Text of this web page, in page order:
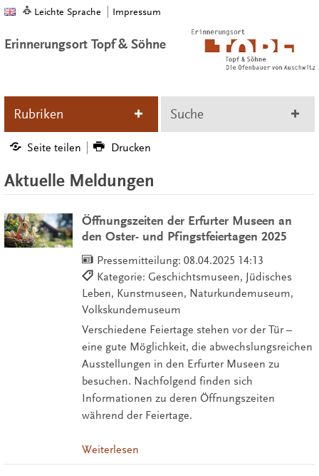
Leichte Sprache Impressum
Erinnerungsort Topf & Söhne
Rubriken Suche
Seite teilen Drucken
Aktuelle Meldungen
Öffnungszeiten der Erfurter Museen an
den Oster- und Pfingstfeiertagen 2025
Pressemitteilung: 08.04.2025 14:13
Kategorie: Geschichtsmuseen, Jüdisches
Leben, Kunstmuseen, Naturkundemuseum,
Volkskundemuseum
Verschiedene Feiertage stehen vor der Tür –
eine gute Möglichkeit, die abwechslungsreichen
Ausstellungen in den Erfurter Museen zu
besuchen. Nachfolgend finden sich
Informationen zu deren Öffnungszeiten
während der Feiertage.
Weiterlesen